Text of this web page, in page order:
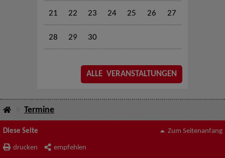
21 22 23 24 25 26 27
28 29 30
ALLE VERANSTALTUNGEN
Termine
Diese Seite
drucken empfehlen
Zum Seitenanfang